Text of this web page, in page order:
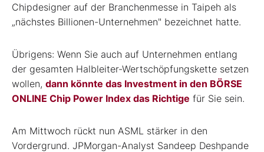
Chipdesigner auf der Branchenmesse in Taipeh als
„nächstes Billionen-Unternehmen" bezeichnet hatte.
Übrigens: Wenn Sie auch auf Unternehmen entlang
der gesamten Halbleiter-Wertschöpfungskette setzen
wollen, dann könnte das Investment in den BÖRSE
ONLINE Chip Power Index das Richtige für Sie sein.
Am Mittwoch rückt nun ASML stärker in den
Vordergrund. JPMorgan-Analyst Sandeep Deshpande